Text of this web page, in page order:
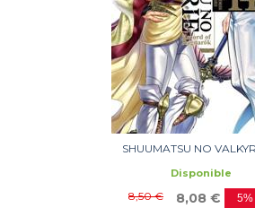
SHUUMATSU NO
Disponible
8,50 € 8,08 € 5%